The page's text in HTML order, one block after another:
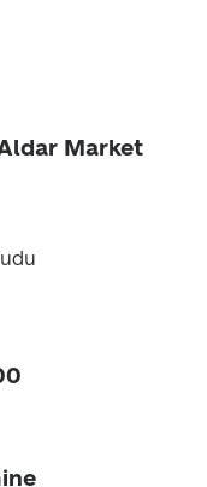
Market